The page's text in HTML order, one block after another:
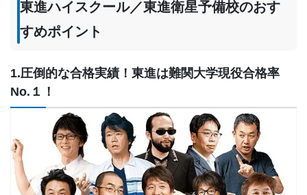
東進ハイスクール／東進衛星予備校のおす
すめポイント
1.圧倒的な合格実績！東進は難関大学現役合格率
No.１！